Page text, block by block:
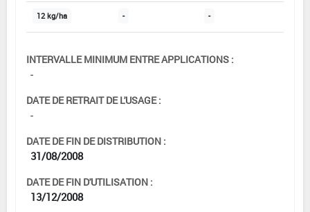
12 kg/ha - -
INTERVALLE MINIMUM ENTRE APPLICATIONS :
-
DATE DE RETRAIT DE L'USAGE :
-
DATE DE FIN DE DISTRIBUTION :
31/08/2008
DATE DE FIN D'UTILISATION :
13/12/2008